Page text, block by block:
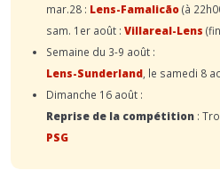
mar.28 : Lens-Famalicão(à
sam. 1er août : Villareal-Lens
Semaine du 3-9 août :
Lens-Sunderland , le samedi 8
Dimanche 16 août :
Reprise de la compétition :
PSG